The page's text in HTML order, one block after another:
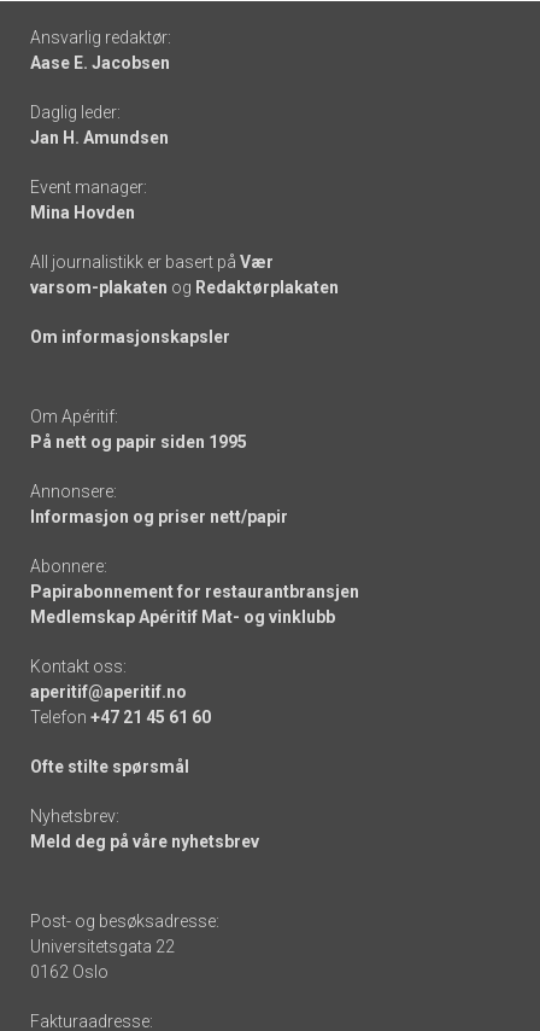
Footer
-
links
Ansvarlig redaktør:
Aase E. Jacobsen
Daglig leder:
Jan H. Amundsen
Event manager:
Mina Hovden
All journalistikk er basert på Vær
varsom-plakaten og Redaktørplakaten
Om informasjonskapsler
Om Apéritif:
På nett og papir siden 1995
Annonsere:
Informasjon og priser nett/papir
Abonnere:
Papirabonnement for restaurantbransjen
Medlemskap Apéritif Mat- og vinklubb
Kontakt oss:
aperitif@aperitif.no
Telefon +47 21 45 61 60
Ofte stilte spørsmål
Nyhetsbrev:
Meld deg på våre nyhetsbrev
Post- og besøksadresse:
Universitetsgata 22
0162 Oslo
Fakturaadresse: